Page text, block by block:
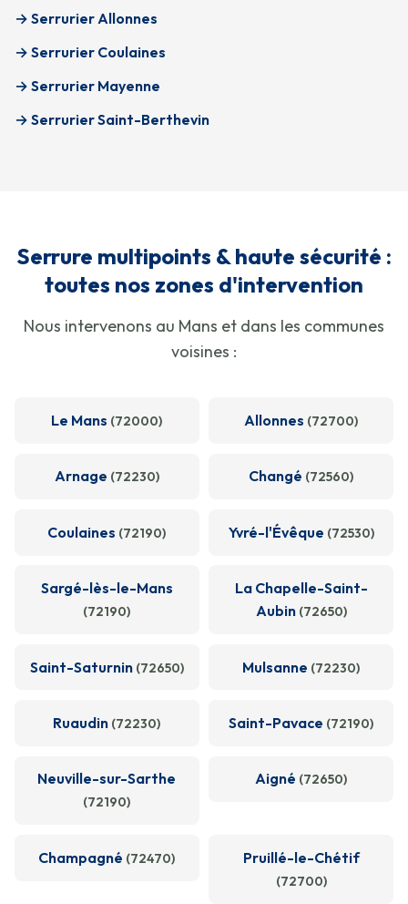
→ Serrurier Allonnes
→ Serrurier Coulaines
→ Serrurier Mayenne
→ Serrurier Saint-Berthevin
Serrure multipoints & haute sécurité :
toutes nos zones d'intervention
Nous intervenons au Mans et dans les communes
voisines :
Le Mans (72000) Allonnes (72700)
Arnage (72230) Changé (72560)
Coulaines (72190) Yvré-l'Évêque (72530)
Sargé-lès-le-Mans
(72190)
La Chapelle-Saint-
Aubin (72650)
Saint-Saturnin (72650) Mulsanne (72230)
Ruaudin (72230) Saint-Pavace (72190)
Neuville-sur-Sarthe
(72190)
Aigné (72650)
Champagné (72470) Pruillé-le-Chétif
(72700)